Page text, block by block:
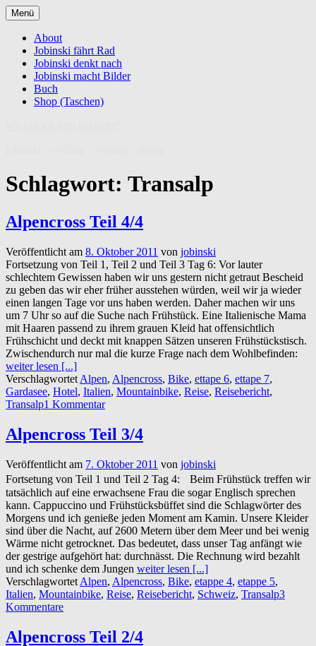
Zum
Inhalt
springen
Menü
About
Jobinski fährt Rad
Jobinski denkt nach
Jobinski macht Bilder
Buch
Shop (Taschen)
Schlagwort: Transalp
Alpencross Teil 4/4
Veröffentlicht am 8. Oktober 2011 von jobinski
Fortsetzung von Teil 1, Teil 2 und Teil 3 Tag 6: Vor lauter
schlechtem Gewissen haben wir uns gestern nicht getraut Bescheid
zu geben das wir eher früher ausstehen würden, weil wir ja wieder
einen langen Tage vor uns haben werden. Daher machen wir uns
um 7 Uhr so auf die Suche nach Frühstück. Eine Italienische Mama
mit Haaren passend zu ihrem grauen Kleid hat offensichtlich
Frühschicht und deckt mit knappen Sätzen unseren Frühstückstisch.
Zwischendurch nur mal die kurze Frage nach dem Wohlbefinden:
weiter lesen [...]
Verschlagwortet Alpen, Alpencross, Bike, ettape 6, ettape 7,
Gardasee, Hotel, Italien, Mountainbike, Reise, Reisebericht,
Transalp1 Kommentar
Alpencross Teil 3/4
Veröffentlicht am 7. Oktober 2011 von jobinski
Fortsetung von Teil 1 und Teil 2 Tag 4: Beim Frühstück treffen wir
tatsächlich auf eine erwachsene Frau die sogar Englisch sprechen
kann. Cappuccino und Frühstücksbüffet sind die Schlagwörter des
Morgens und ich genieße jeden Moment am Kamin. Unsere Kleider
sind über die Nacht, auf 2600 Metern über dem Meer und bei wenig
Wärme nicht getrocknet. Das bedeutet, dass unser Tag anfängt wie
der gestrige aufgehört hat: durchnässt. Die Rechnung wird bezahlt
und ich schenke dem Jungen weiter lesen [...]
Verschlagwortet Alpen, Alpencross, Bike, etappe 4, etappe 5,
Italien, Mountainbike, Reise, Reisebericht, Schweiz, Transalp3
Kommentare
Alpencross Teil 2/4